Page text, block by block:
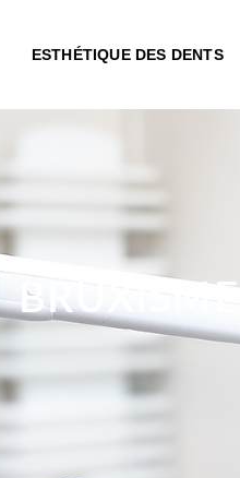
ESTHÉTIQUE DES DENTS
BRUXISME